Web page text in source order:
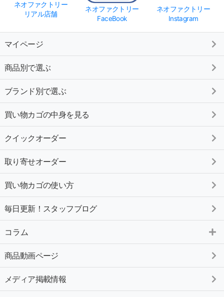
ネオファクトリー
リアル店舗
ネオファクトリー
FaceBook
ネオファクトリー
Instagram
マイページ
商品別で選ぶ
ブランド別で選ぶ
買い物カゴの中身を見る
クイックオーダー
取り寄せオーダー
買い物カゴの使い方
毎日更新！スタッフブログ
コラム
商品動画ページ
メディア掲載情報